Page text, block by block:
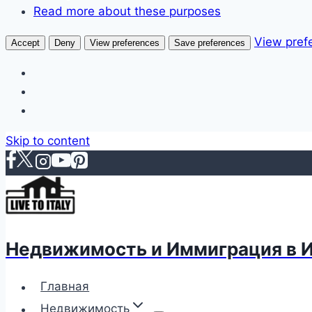
Read more about these purposes
Accept Deny View preferences Save preferences View
Skip to content
Недвижимость и Иммиграция в
Главная
Недвижимость